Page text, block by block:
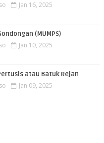
Jan 16, 2025
(MUMPS)
Jan 10, 2025
atau Batuk Rejan
Jan 09, 2025